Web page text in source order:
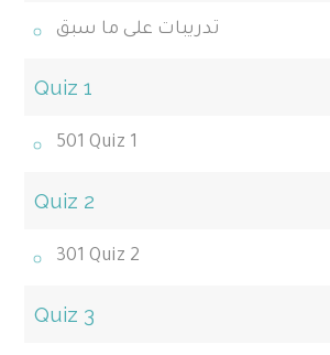
تدريبات على ما سبق
Quiz 1
501 Quiz 1
Quiz 2
301 Quiz 2
Quiz 3